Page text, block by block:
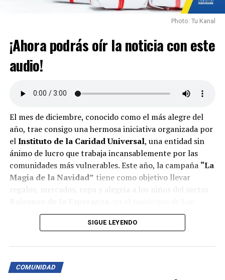
Photo: Tu Kanal
¡Ahora podrás oír la noticia con este
audio!
El mes de diciembre, conocido como el más alegre del
año, trae consigo una hermosa iniciativa organizada por
elInstituto de la Caridad Universal, una entidad sin
ánimo de lucro que trabaja incansablemente por las
comunidades más vulnerables. Este año, la campaña “La
Magia de la Navidad” tiene como objetivo llevar
regalos, mercados, ropa y alegría a los niños del sector
Patios, Norte de Santander.
Se invita a toda la comunidad del área metropolitana de
Cúcuta y del país a unirse a esta causa, donando regalos,
alimentos, ropa o aportes económicos. Además, quienes
SIGUE LEYENDO
COMUNIDAD